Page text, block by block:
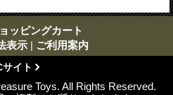
ッピングカート
表示 | ご利用案内
サイト
Toys. All Rights Reserved.